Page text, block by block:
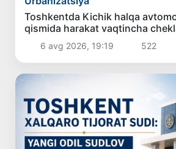
Toshkentda Kichik halqa
qismida harakat vaqtincha
6 avg 2026, 19:19 522